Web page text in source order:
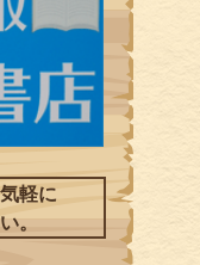
軽に
。